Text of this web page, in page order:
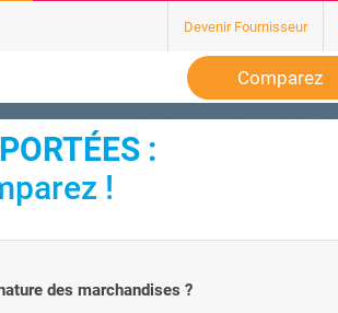
Devenir Fournisseur
Comparez
:
!
des marchandises ?